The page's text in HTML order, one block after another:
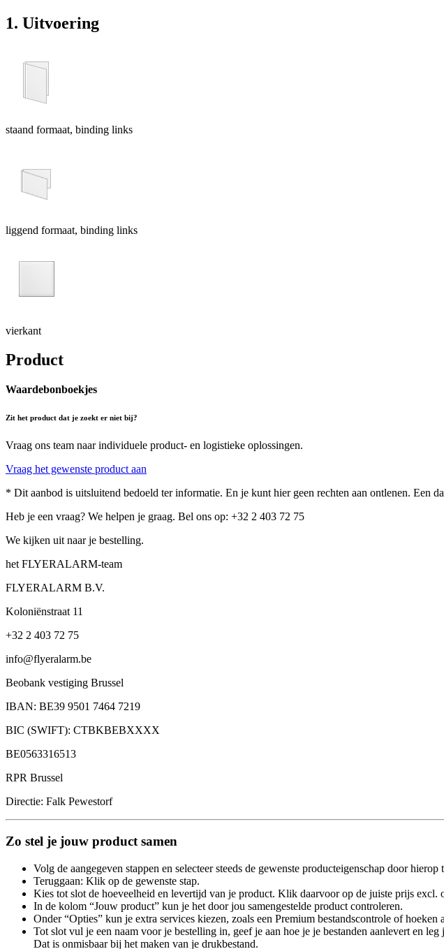
1. Uitvoering
staand formaat, binding links
liggend formaat, binding links
vierkant
Product
Waardebonboekjes
Zit het product dat je zoekt er niet bij?
Vraag ons team naar individuele product- en logistieke oplossingen.
Vraag het gewenste product aan
* Dit aanbod is uitsluitend bedoeld ter informatie. En je kunt hier geen rechten aan ontlenen.
Heb je een vraag? We helpen je graag. Bel ons op: +32 2 403 72 75
We kijken uit naar je bestelling.
het FLYERALARM-team
FLYERALARM B.V.
Koloniënstraat 11
+32 2 403 72 75
info@flyeralarm.be
Beobank vestiging Brussel
IBAN: BE39 9501 7464 7219
BIC (SWIFT): CTBKBEBXXXX
BE0563316513
RPR Brussel
Directie: Falk Pewestorf
Zo stel je jouw product samen
Volg de aangegeven stappen en selecteer steeds de gewenste producteigenschap door hierop
Teruggaan: Klik op de gewenste stap.
Kies tot slot de hoeveelheid en levertijd van je product. Klik daarvoor op de juiste prijs excl.
In de kolom “Jouw product” kun je het door jou samengestelde product controleren.
Onder “Opties” kun je extra services kiezen, zoals een Premium bestandscontrole of
Tot slot vul je een naam voor je bestelling in, geef je aan hoe je je bestanden aanlevert en
Dat is onmisbaar bij het maken van je drukbestand.